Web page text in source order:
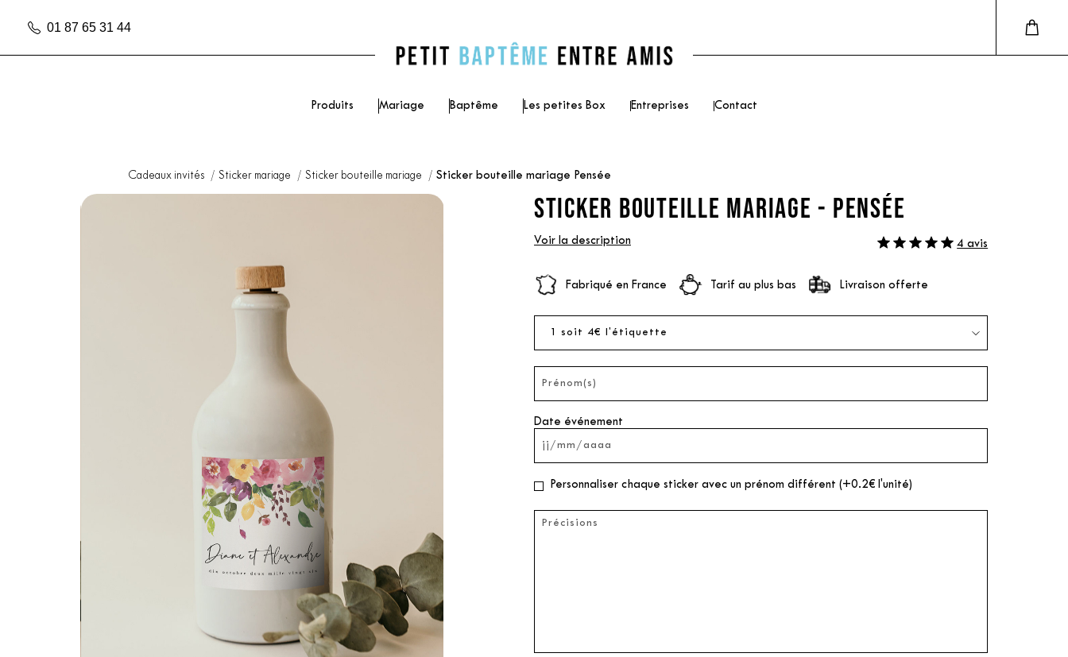
01 87 65 31 44
Produits Mariage Baptême Les petites Box Entreprises Contact
Cadeaux invités Sticker mariage Sticker bouteille mariage Sticker bouteille mariage Pensée
STICKER BOUTEILLE MARIAGE - PENSÉE
Voir la description 4 avis
Fabriqué en France Tarif au plus bas Livraison offerte
Date événement
Personnaliser chaque sticker avec un prénom différent (+0.2€ l'unité)